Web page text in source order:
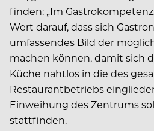
finden: „Im
Wert darauf, dass sich
umfassendes Bild der
machen können, damit sich
Küche nahtlos in die des
Restaurantbetriebs
Einweihung des Zentrums
stattfinden.